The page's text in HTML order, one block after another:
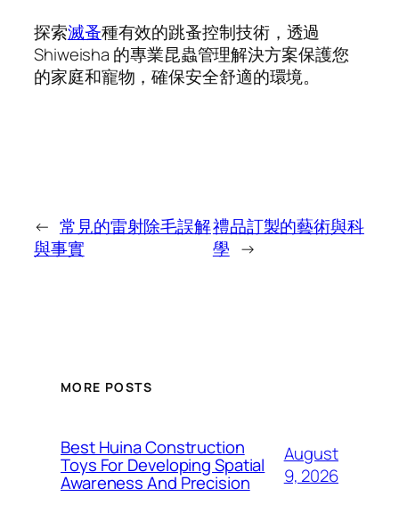
探索滅蚤種有效的跳蚤控制技術，透過
Shiweisha 的專業昆蟲管理解決方案保護您
的家庭和寵物，確保安全舒適的環境。
← 常見的雷射除毛誤解
與事實
禮品訂製的藝術與科
學 →
MORE POSTS
Best Huina Construction
Toys For Developing Spatial
Awareness And Precision
August
9, 2026